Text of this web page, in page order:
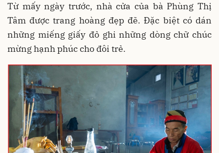
Từ mấy ngày trước, nhà cửa của bà Phùng Thị
Tâm được trang hoàng đẹp đẽ. Đặc biệt có dán
những miếng giấy đỏ ghi những dòng chữ chúc
mừng hạnh phúc cho đôi trẻ.